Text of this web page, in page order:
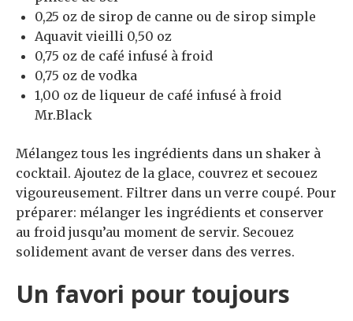
0,25 oz de sirop de canne ou de sirop simple
Aquavit vieilli 0,50 oz
0,75 oz de café infusé à froid
0,75 oz de vodka
1,00 oz de liqueur de café infusé à froid
Mr.Black
Mélangez tous les ingrédients dans un shaker à
cocktail. Ajoutez de la glace, couvrez et secouez
vigoureusement. Filtrer dans un verre coupé. Pour
préparer: mélanger les ingrédients et conserver
au froid jusqu’au moment de servir. Secouez
solidement avant de verser dans des verres.
Un favori pour toujours